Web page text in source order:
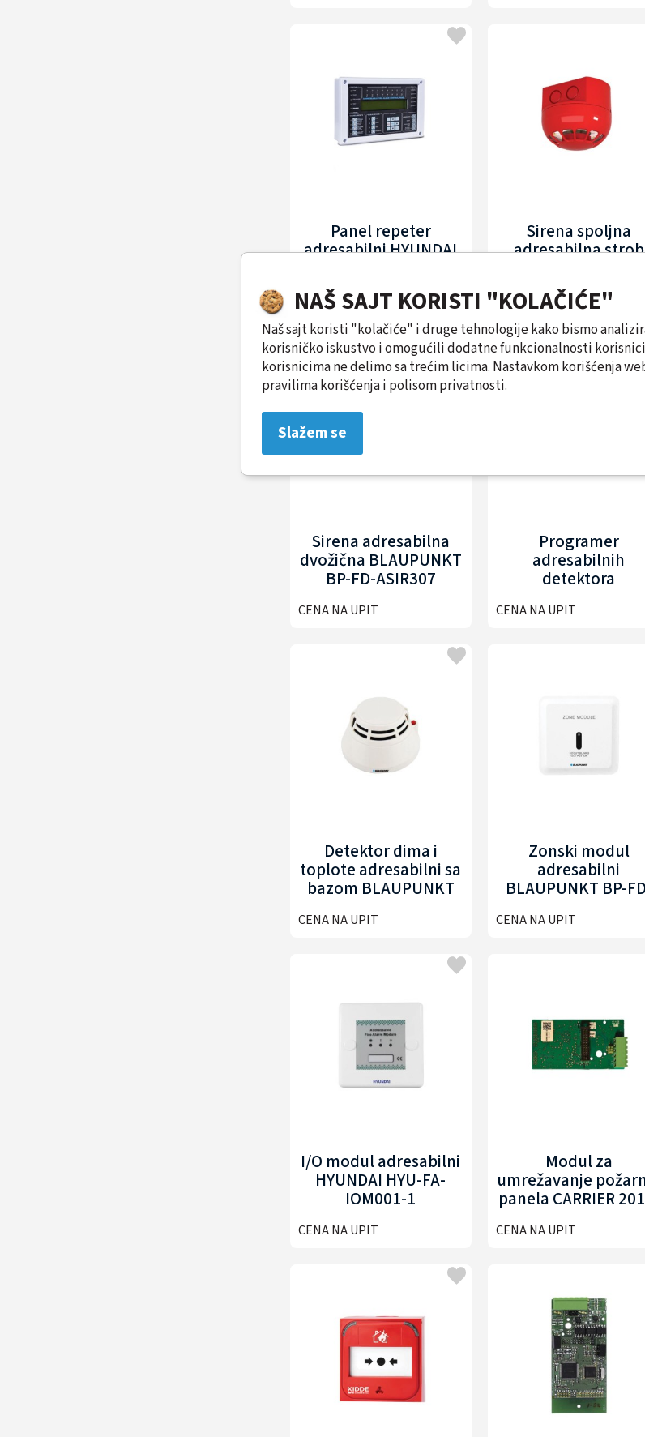
Panel repeter
adresabilni HYUNDAI
CENA NA UPIT
Sirena spoljna
adresabilna strob
ASIR001
CENA NA UPIT
Sirena adresabilna
dvožična BLAUPUNKT
BP-FD-ASIR307
CENA NA UPIT
Programer
adresabilnih
detektora
ACODER
CENA NA UPIT
Detektor dima i
toplote adresabilni sa
bazom BLAUPUNKT
CENA NA UPIT
Zonski modul
adresabilni
BLAUPUNKT BP-
CENA NA UPIT
I/O modul adresabilni
HYUNDAI HYU-FA-
IOM001-1
CENA NA UPIT
Modul za
umrežavanje
panela CARRIER
CENA NA UPIT
NAŠ SAJT KORISTI "KOLAČIĆE"
Naš sajt koristi "kolačiće" i druge tehnologije kako bismo
korisničko iskustvo i omogućili dodatne funkcionalnosti
korisnicima ne delimo sa trećim licima. Nastavkom korišćenja
pravilima korišćenja i polisom privatnosti.
Slažem se